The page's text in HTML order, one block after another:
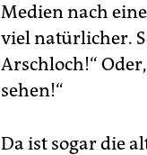
Medien nach
viel natürlicher.
Arschloch!“
sehen!“
Da ist sogar die